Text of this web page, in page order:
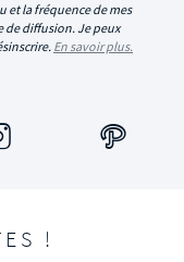
et la fréquence de mes
de diffusion. Je peux
En savoir plus.
!